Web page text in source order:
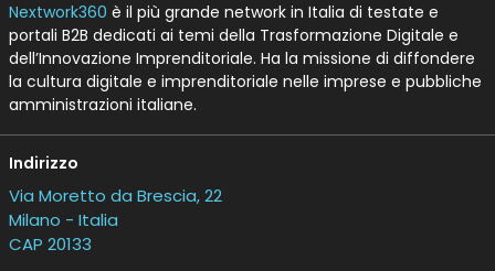
Nextwork360 è il più grande network in Italia di testate e
portali B2B dedicati ai temi della Trasformazione Digitale e
dell’Innovazione Imprenditoriale. Ha la missione di diffondere
la cultura digitale e imprenditoriale nelle imprese e pubbliche
amministrazioni italiane.
Indirizzo
Via Moretto da Brescia, 22
Milano - Italia
CAP 20133